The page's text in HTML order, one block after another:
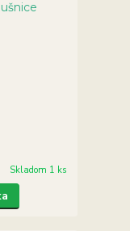
Skladom 1 ks